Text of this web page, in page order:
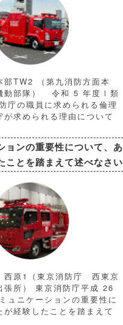
部TW2 （第九消防方面本
動部隊） 令和 5 年度Ⅰ類
庁の職員に求められる倫理
が求められる理由について
ヒント編＞ ➀問題文の解
のキーワードは 「倫理
順守」 であることは間違い
まえて論文を構成していく
。よって構成としては
ョンの重要性について、あ
ことを踏まえて述べなさい
原1（東京消防庁 西東京
所） 東京消防庁平成 26
ュニケーションの重要性に
が経験したことを踏まえて